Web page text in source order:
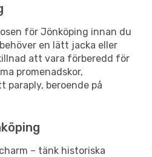
för Jönköping innan du
en lätt jacka eller
att vara förberedd för
promenadskor,
paraply, beroende på
– tänk historiska